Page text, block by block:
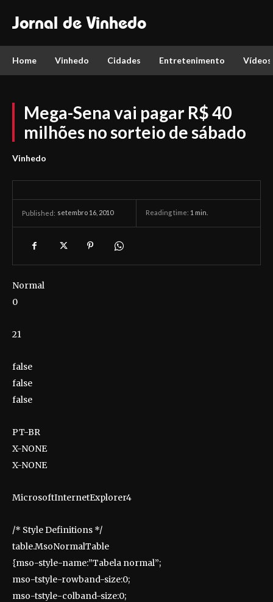
Jornal de Vinhedo
Home Vinhedo Cidades Entretenimento Vídeos
Mega-Sena vai pagar R$ 40
milhões no sorteio de sábado
Vinhedo
Published: setembro 16, 2010 Reading time: 1 min.
Normal
0
21
false
false
false
PT-BR
X-NONE
X-NONE
MicrosoftInternetExplorer4
/* Style Definitions */
table.MsoNormalTable
{mso-style-name:”Tabela normal”;
mso-tstyle-rowband-size:0;
mso-tstyle-colband-size:0;